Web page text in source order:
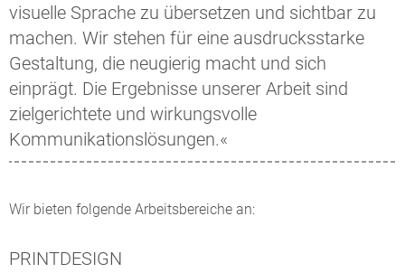
visuelle Sprache zu übersetzen und sichtbar zu
machen. Wir stehen für eine ausdrucksstarke
Gestaltung, die neugierig macht und sich
einprägt. Die Ergebnisse unserer Arbeit sind
zielgerichtete und wirkungsvolle
Kommunikationslösungen.«
Wir bieten folgende Arbeitsbereiche an:
PRINTDESIGN